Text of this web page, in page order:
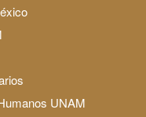
UNAM